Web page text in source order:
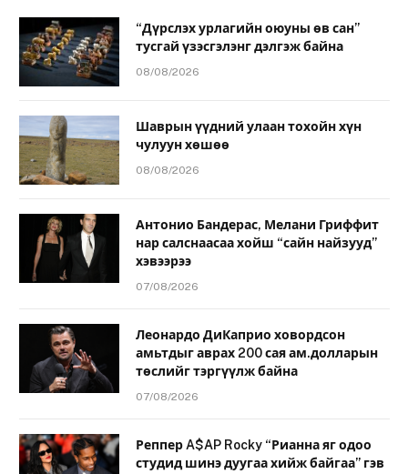
“Дүрслэх урлагийн оюуны өв сан”
тусгай үзэсгэлэнг дэлгэж байна
08/08/2026
Шаврын үүдний улаан тохойн хүн
чулуун хөшөө
08/08/2026
Антонио Бандерас, Мелани Гриффит
нар салснаасаа хойш “сайн найзууд”
хэвээрээ
07/08/2026
Леонардо ДиКаприо ховордсон
амьтдыг аврах 200 сая ам.долларын
төслийг тэргүүлж байна
07/08/2026
Реппер A$AP Rocky “Рианна яг одоо
студид шинэ дуугаа хийж байгаа” гэв